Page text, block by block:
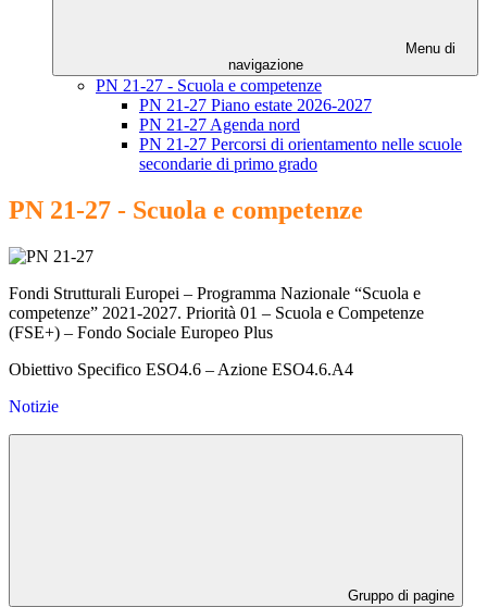
Menu di
navigazione
PN 21-27 - Scuola e competenze
PN 21-27 Piano estate 2026-2027
PN 21-27 Agenda nord
PN 21-27 Percorsi di orientamento nelle scuole
secondarie di primo grado
PN 21-27 - Scuola e competenze
Fondi Strutturali Europei – Programma Nazionale “Scuola e
competenze” 2021-2027. Priorità 01 – Scuola e Competenze
(FSE+) – Fondo Sociale Europeo Plus
Obiettivo Specifico ESO4.6 – Azione ESO4.6.A4
Notizie
Gruppo di pagine